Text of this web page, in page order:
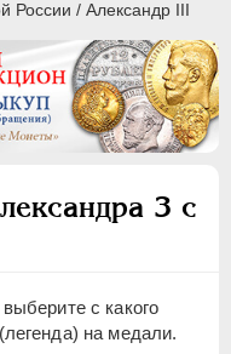
России / Александр III
3 с
с какого
на медали.